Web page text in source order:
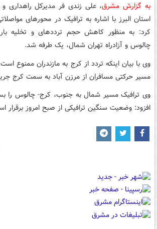
به گزارش مشرق، علی زندی فر مدیرکل راهداری
استان البرز با اشاره به ترافیک در محورهای
کرد: به منظور کاهش حجم ترددهای و تخلیه بار
چالوس و آزادراه تهران شمال، یک طرفه شد.
وی با بیان اینکه تردد از کرج به مازندران ممنوع
مسیر حرکتی مسافران از مرزن آباد به سمت کرج
وی ترافیک مسیر شمال به جنوب، کرج- چالوس را
افزود: وضعیت سنگین ترافیکی از صبح امروز برقرار